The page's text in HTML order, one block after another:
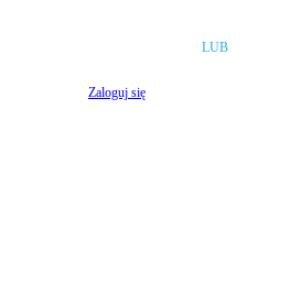
LUB
Zaloguj się